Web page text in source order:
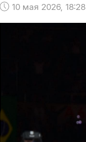
10 мая 2026, 18:28